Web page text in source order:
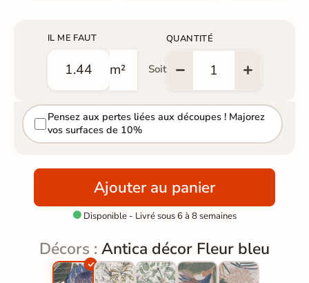
IL ME FAUT
m² Soit
QUANTITÉ
Pensez aux pertes liées aux découpes ! Majorez
vos surfaces de 10%
Ajouter au panier
Disponible - Livré sous 6 à 8 semaines
Décors : Antica décor Fleur bleu